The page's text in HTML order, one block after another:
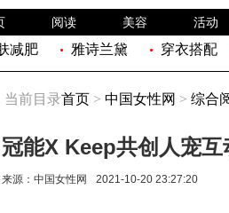
阅读 美容 活动
减肥 雅诗兰黛 穿衣搭配
当前目录首页 > 中国女性网 > 综合
冠能X Keep共创人宠
来源： 中国女性网 2021-10-20 23:27:20